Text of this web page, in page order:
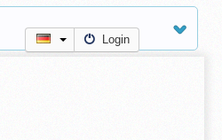
Login